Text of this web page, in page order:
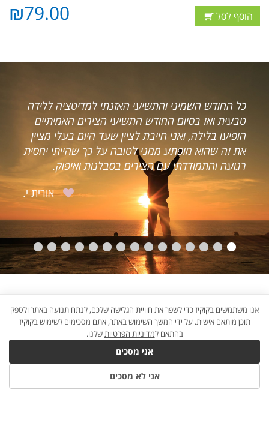
הוסף לסל ₪79.00
כל החודש השמיני והתשיעי האזנתי למדיטציה ללידה
טבעית ואז בסיום החודש התשיעי הצירים האמיתיים
הופיעו בלילה, ואני חייבת לציין שעד היום בעלי מציין
את זה שהוא מופתע ממני לטובה על כך שהייתי יחסית
רגועה והתמודדתי עם הצירים בסבלנות ואיפוק.
אורית י.
B2W
אנו משתמשים בקוקיז כדי לשפר את חוויית הגלישה שלכם, לנתח תנועה באתר ולספק
תוכן מותאם אישית. על ידי המשך השימוש באתר, אתם מסכימים לשימוש בקוקיז
בהתאם למדיניות הפרטיותשלנו.
אני מסכים
אני לא מסכים